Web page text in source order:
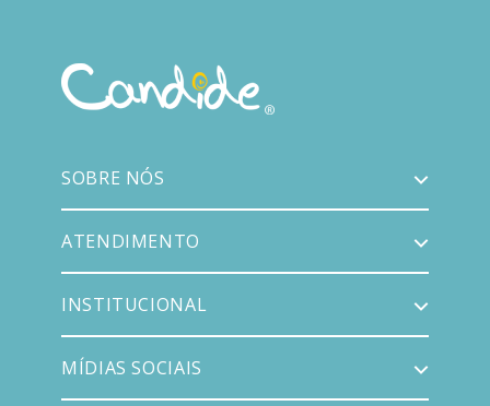
SOBRE NÓS
ATENDIMENTO
INSTITUCIONAL
MÍDIAS SOCIAIS